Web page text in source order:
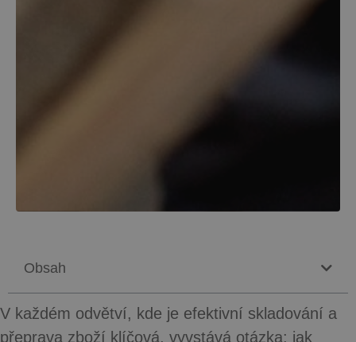
Obsah
V každém odvětví, kde je efektivní skladování a
přeprava zboží klíčová, vyvstává otázka: jak